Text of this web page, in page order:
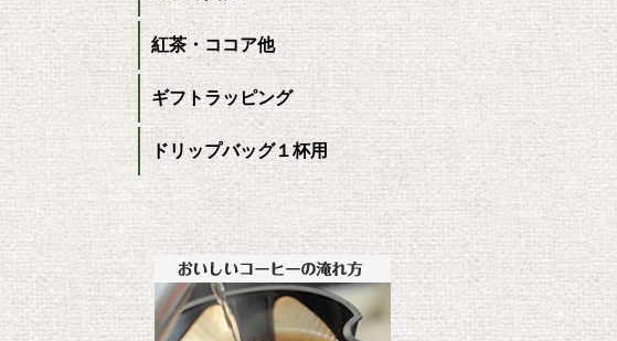
紅茶・ココア他
ギフトラッピング
ドリップバッグ１杯用